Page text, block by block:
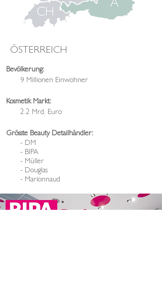
ÖSTERREICH
Bevölkerung:
9 Millionen Einwohner
Kosmetik Markt:
2.2 Mrd. Euro
Grösste Beauty Detailhändler:
- DM
- BIPA
- Müller
- Douglas
- Marionnaud